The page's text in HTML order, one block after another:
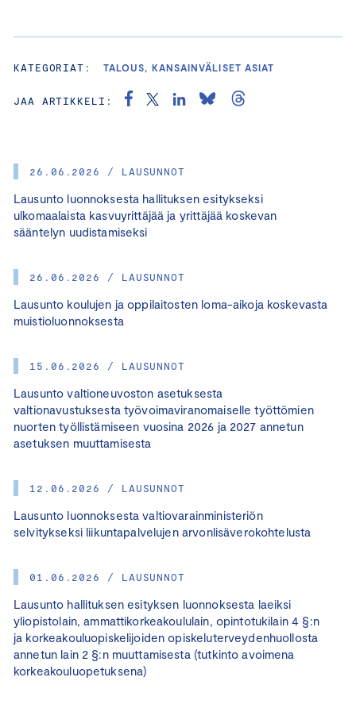
26.06.2026 / LAUSUNNOT
Lausunto luonnoksesta hallituksen esitykseksi
ulkomaalaista kasvuyrittäjää ja yrittäjää koskevan
sääntelyn uudistamiseksi
26.06.2026 / LAUSUNNOT
Lausunto koulujen ja oppilaitosten loma-aikoja koskevasta
muistioluonnoksesta
15.06.2026 / LAUSUNNOT
Lausunto valtioneuvoston asetuksesta
valtionavustuksesta työvoimaviranomaiselle työttömien
nuorten työllistämiseen vuosina 2026 ja 2027 annetun
asetuksen muuttamisesta
12.06.2026 / LAUSUNNOT
Lausunto luonnoksesta valtiovarainministeriön
selvitykseksi liikuntapalvelujen arvonlisäverokohtelusta
01.06.2026 / LAUSUNNOT
Lausunto hallituksen esityksen luonnoksesta laeiksi
yliopistolain, ammattikorkeakoululain, opintotukilain 4 §:n
ja korkeakouluopiskelijoiden opiskeluterveydenhuollosta
annetun lain 2 §:n muuttamisesta (tutkinto avoimena
korkeakouluopetuksena)
KATEGORIAT: TALOUS, KANSAINVÄLISET ASIAT
JAA ARTIKKELI: